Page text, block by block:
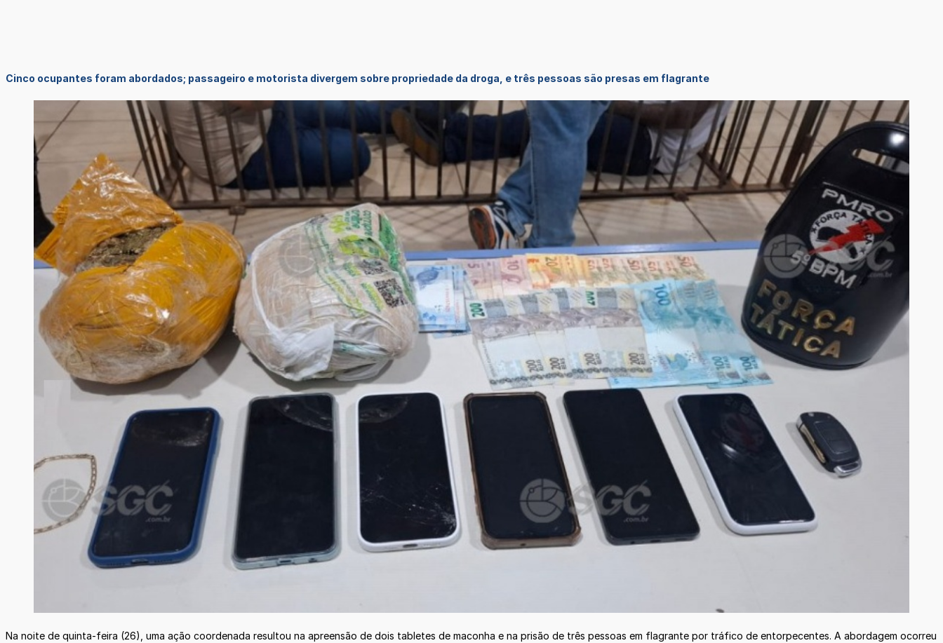
Cinco ocupantes foram abordados; passageiro e motorista divergem sobre propriedade da droga, e três pessoas são presas em flagrante
Na noite de quinta-feira (26), uma ação coordenada resultou na apreensão de dois tabletes de maconha e na prisão de três pessoas em flagrante por tráfico de entorpecentes. A abordagem ocorreu